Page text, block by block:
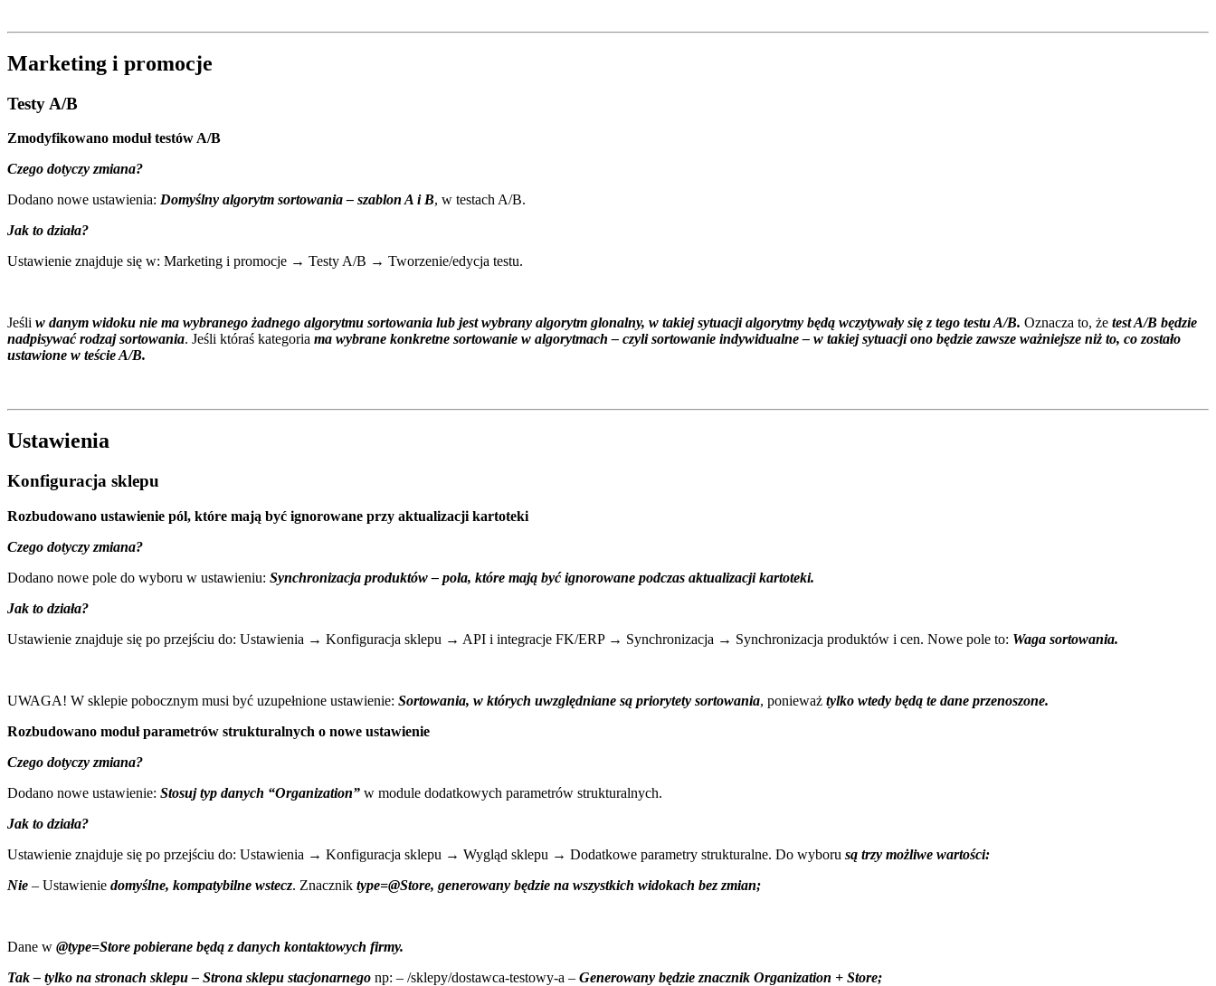
Marketing i promocje
Testy A/B
Zmodyfikowano moduł testów A/B
Czego dotyczy zmiana?
Dodano nowe ustawienia: Domyślny algorytm sortowania – szablon A i B, w testach A/B.
Jak to działa?
Ustawienie znajduje się w: Marketing i promocje → Testy A/B → Tworzenie/edycja testu.
Jeśli w danym widoku nie ma wybranego żadnego algorytmu sortowania lub jest wybrany algorytm glonalny, w takiej sytuacji algorytmy będą wczytywały się z tego testu A/B. Oznacza to, że test A/B będzie
nadpisywać rodzaj sortowania. Jeśli któraś kategoria ma wybrane konkretne sortowanie w algorytmach – czyli sortowanie indywidualne – w takiej sytuacji ono będzie zawsze ważniejsze niż to, co zostało
ustawione w teście A/B.
Ustawienia
Konfiguracja sklepu
Rozbudowano ustawienie pól, które mają być ignorowane przy aktualizacji kartoteki
Czego dotyczy zmiana?
Dodano nowe pole do wyboru w ustawieniu: Synchronizacja produktów – pola, które mają być ignorowane podczas aktualizacji kartoteki.
Jak to działa?
Ustawienie znajduje się po przejściu do: Ustawienia → Konfiguracja sklepu → API i integracje FK/ERP → Synchronizacja → Synchronizacja produktów i cen. Nowe pole to: Waga sortowania.
UWAGA! W sklepie pobocznym musi być uzupełnione ustawienie: Sortowania, w których uwzględniane są priorytety sortowania, ponieważ tylko wtedy będą te dane przenoszone.
Rozbudowano moduł parametrów strukturalnych o nowe ustawienie
Czego dotyczy zmiana?
Dodano nowe ustawienie: Stosuj typ danych “Organization” w module dodatkowych parametrów strukturalnych.
Jak to działa?
Ustawienie znajduje się po przejściu do: Ustawienia → Konfiguracja sklepu → Wygląd sklepu → Dodatkowe parametry strukturalne. Do wyboru są trzy możliwe wartości:
Nie – Ustawienie domyślne, kompatybilne wstecz. Znacznik type=@Store, generowany będzie na wszystkich widokach bez zmian;
Dane w @type=Store pobierane będą z danych kontaktowych firmy.
Tak – tylko na stronach sklepu – Strona sklepu stacjonarnego np: – /sklepy/dostawca-testowy-a – Generowany będzie znacznik Organization + Store;